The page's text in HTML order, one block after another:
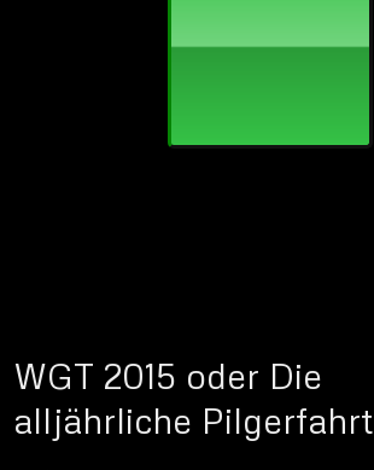
WGT 2015 oder Die
alljährliche Pilgerfahrt